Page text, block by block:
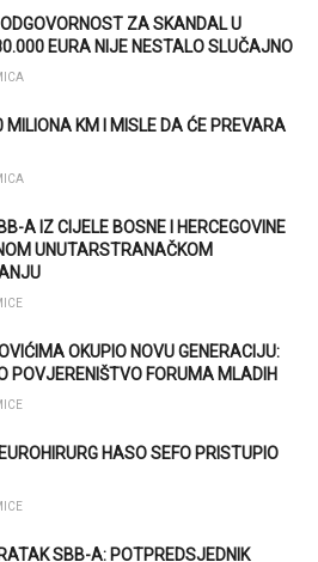
ZA SKANDAL U
EURA NIJE NESTALO SLUČAJNO
MILIONA KM I MISLE DA ĆE PREVARA
A IZ CIJELE BOSNE I HERCEGOVINE
UNUTARSTRANAČKOM
OKUPIO NOVU GENERACIJU:
POVJERENIŠTVO FORUMA MLADIH
HASO SEFO PRISTUPIO
SBB-A: POTPREDSJEDNIK